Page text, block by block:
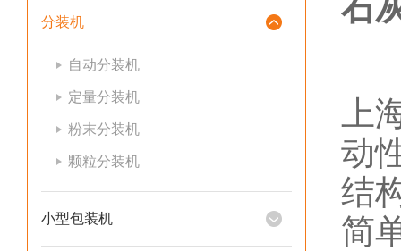
分装机
自动分装机
定量分装机
粉末分装机
颗粒分装机
小型包装机
石
上
动
结
简